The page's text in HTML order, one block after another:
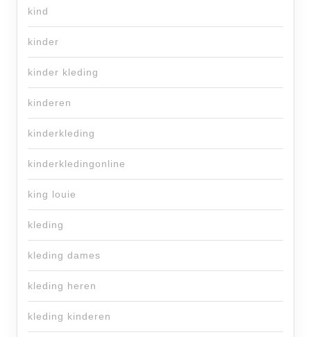
kind
kinder
kinder kleding
kinderen
kinderkleding
kinderkledingonline
king louie
kleding
kleding dames
kleding heren
kleding kinderen